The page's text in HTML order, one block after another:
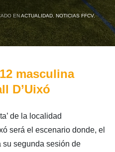
ENACTUALIDAD, NOTICIAS FFCV,
masculina
D’Uixó
de la localidad
será el escenario donde, el
su segunda sesión de